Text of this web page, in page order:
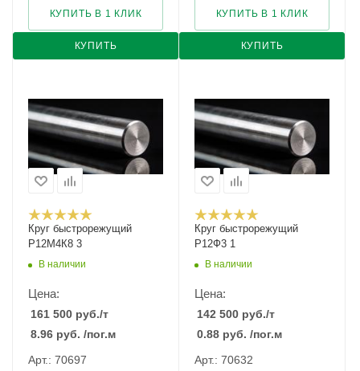
КУПИТЬ
КУПИТЬ В 1 КЛИК
КУПИТЬ
КУПИТЬ В 1 КЛИК
Круг быстрорежущий
Р12М4К8 3
В наличии
Цена:
161 500 руб./т
8.96 руб. /пог.м
Арт.: 70697
Круг быстрорежущий
Р12Ф3 1
В наличии
Цена:
142 500 руб./т
0.88 руб. /пог.м
Арт.: 70632